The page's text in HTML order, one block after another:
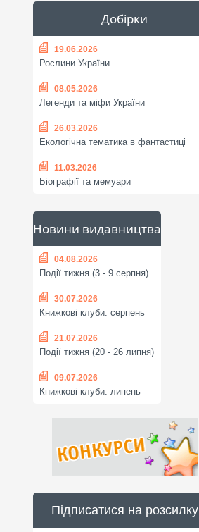
Добірки
19.06.2026
Рослини України
08.05.2026
Легенди та міфи України
26.03.2026
Екологічна тематика в фантастиці
11.03.2026
Біографії та мемуари
Новини видавництва
04.08.2026
Події тижня (3 - 9 серпня)
30.07.2026
Книжкові клуби: серпень
21.07.2026
Події тижня (20 - 26 липня)
09.07.2026
Книжкові клуби: липень
Підписатися на розсилку